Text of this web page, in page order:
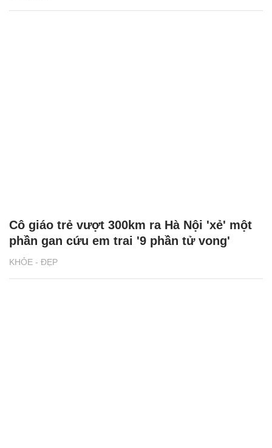
KHỎE - ĐẸP
Cô giáo trẻ vượt 300km ra Hà Nội 'xẻ' một
phần gan cứu em trai '9 phần tử vong'